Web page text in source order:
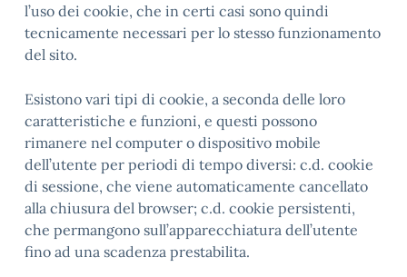
l’uso dei cookie, che in certi casi sono quindi
tecnicamente necessari per lo stesso funzionamento
del sito.
Esistono vari tipi di cookie, a seconda delle loro
caratteristiche e funzioni, e questi possono
rimanere nel computer o dispositivo mobile
dell’utente per periodi di tempo diversi: c.d. cookie
di sessione, che viene automaticamente cancellato
alla chiusura del browser; c.d. cookie persistenti,
che permangono sull’apparecchiatura dell’utente
fino ad una scadenza prestabilita.